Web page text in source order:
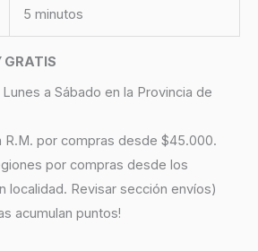
5 minutos
GRATIS
a Sábado en la Provincia de
R.M. por compras desde $45.000.
por compras desde los
localidad. Revisar sección envíos)
acumulan puntos!